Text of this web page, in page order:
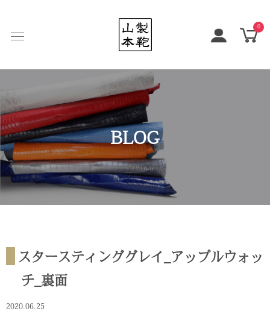
0
BLOG
スタースティンググレイ_アップルウォッ
チ_裏面
2020.06.25